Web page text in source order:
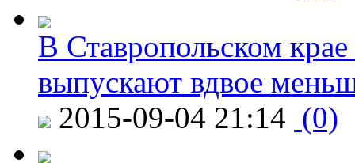
В Ставропольском
выпускают вдвое
2015-09-04 21:14 (0)